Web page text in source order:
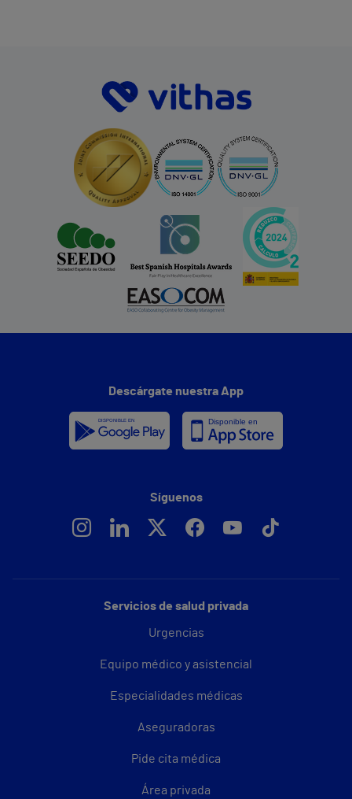
Servicios de salud privada
Urgencias
Equipo médico y asistencial
Especialidades médicas
Aseguradoras
Pide cita médica
Área privada
Descárgate nuestra App
Síguenos